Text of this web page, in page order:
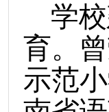
学
育。
示范